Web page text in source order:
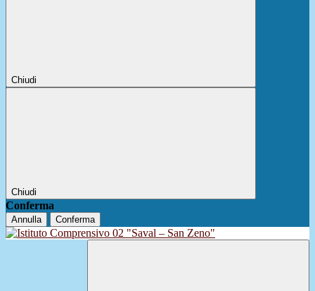
Chiudi
Chiudi
Conferma
Annulla Conferma